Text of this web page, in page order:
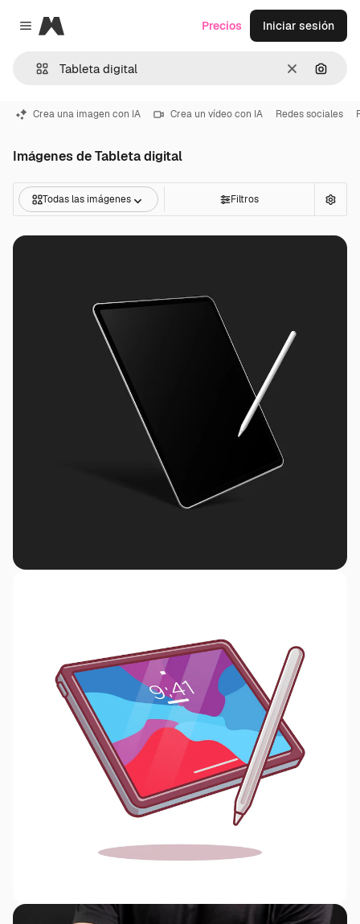
Close menu
Magnific
Borrar
Precios Iniciar sesión
Crea una imagen con IA Crea un vídeo con IA Redes sociales
Imágenes de Tableta digital
Todas las imágenes Filtros